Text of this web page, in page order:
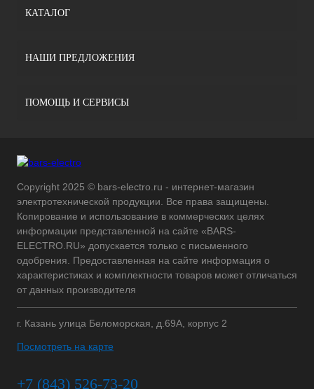
КАТАЛОГ
НАШИ ПРЕДЛОЖЕНИЯ
ПОМОЩЬ И СЕРВИСЫ
Copyright 2025 © bars-electro.ru - интернет-магазин
электротехнической продукции. Все права защищены.
Копирование и использование в коммерческих целях
информации представленной на сайте «BARS-
ELECTRO.RU» допускается только с письменного
одобрения. Предоставленная на сайте информация о
характеристиках и комплектности товаров может отличаться
от данных производителя
г. Казань улица Беломорская, д.69А, корпус 2
Посмотреть на карте
+7 (843) 526-73-20